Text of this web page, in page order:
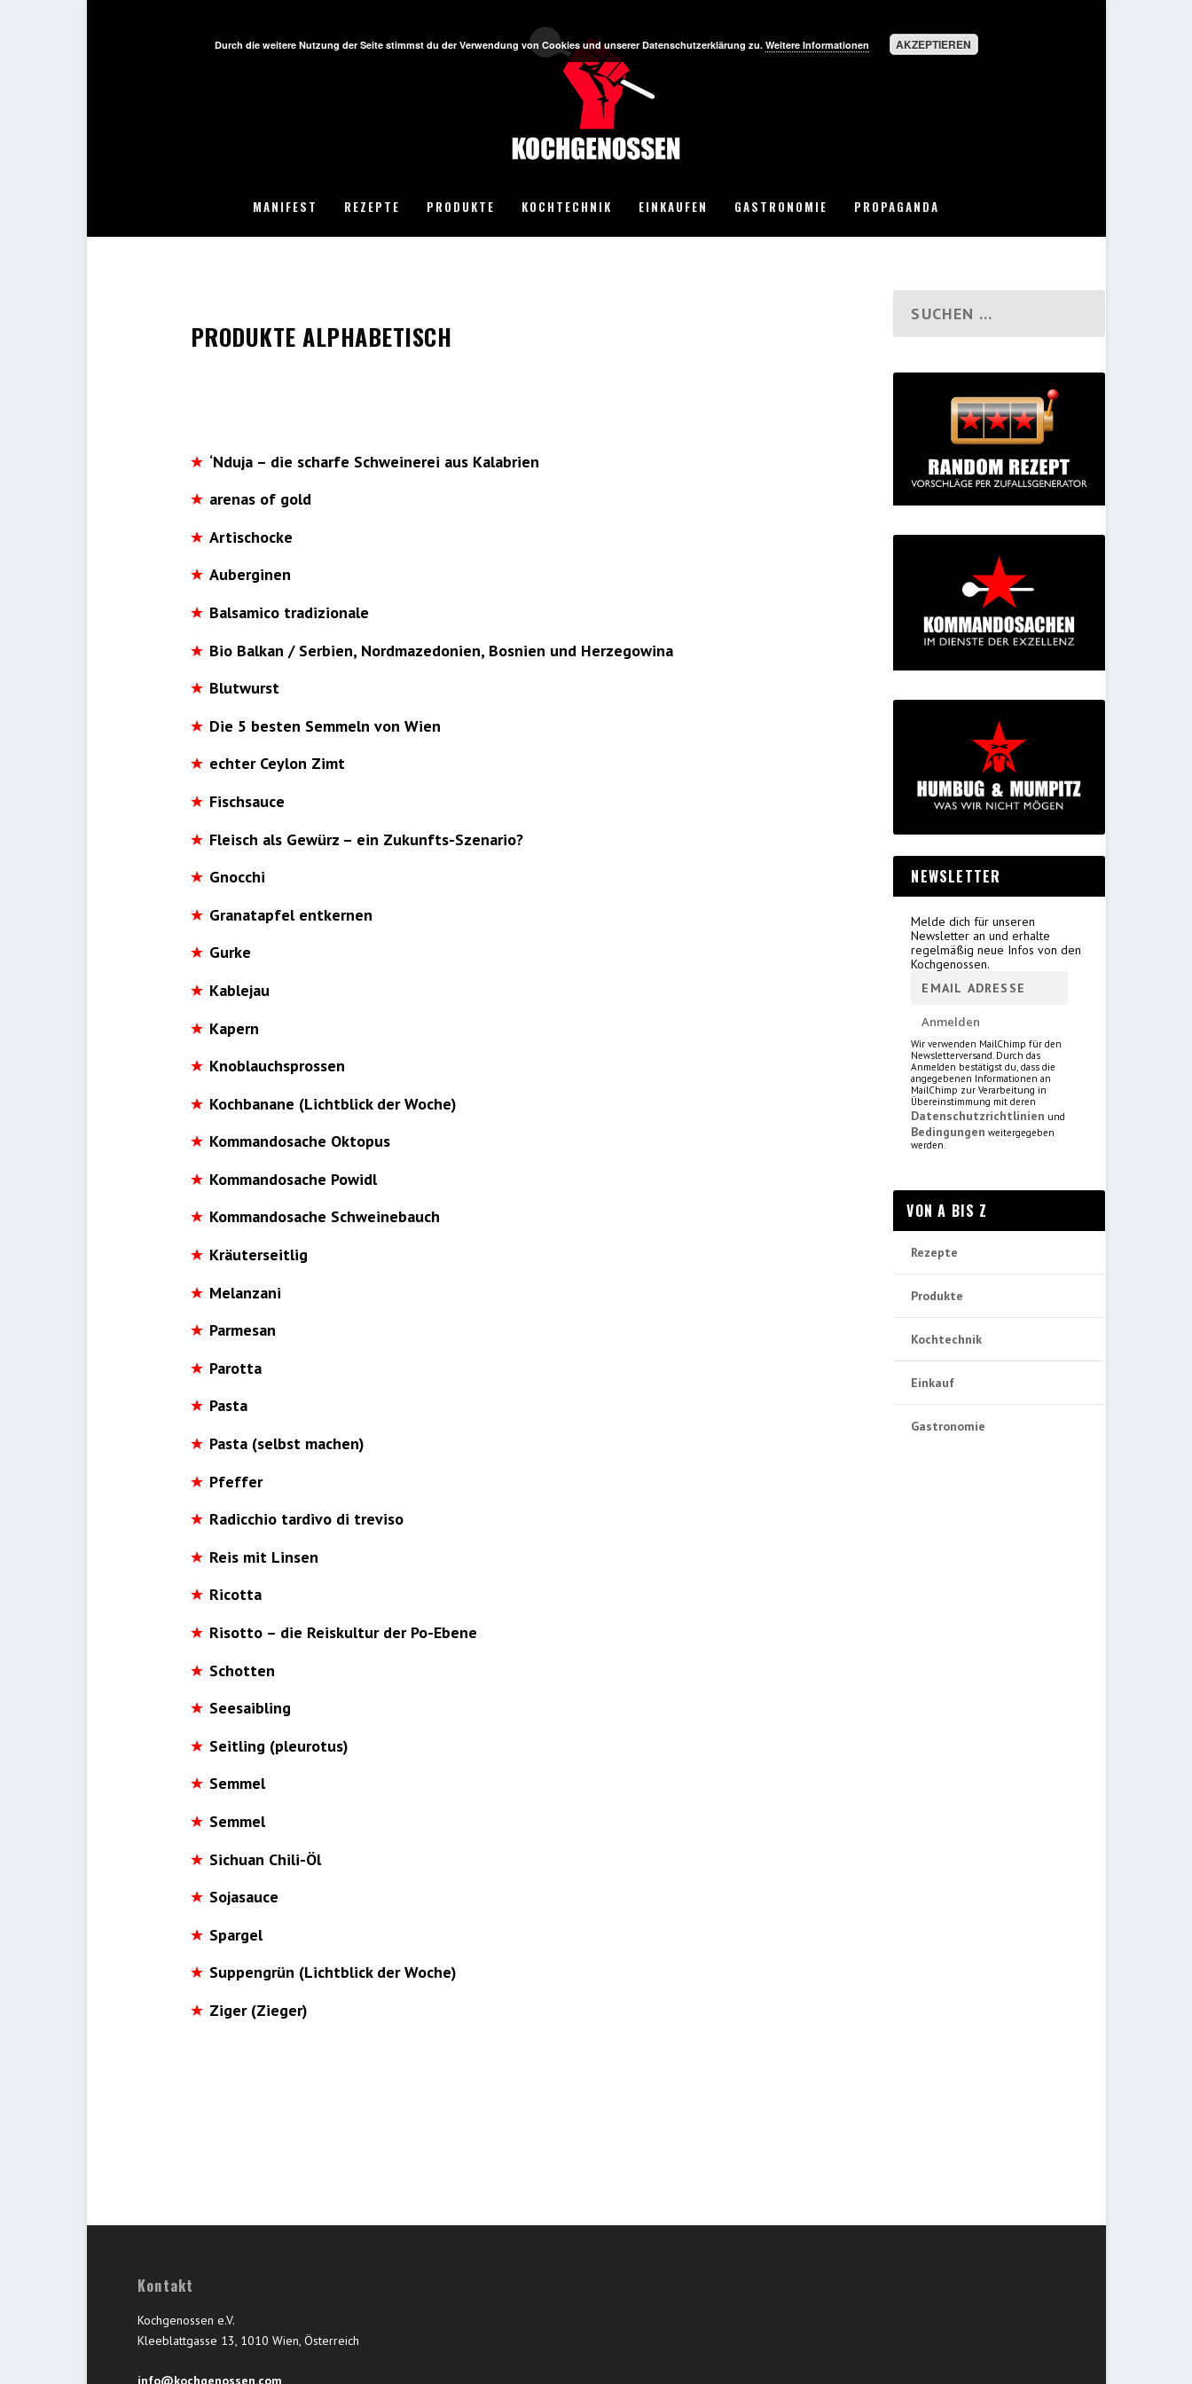
MANIFEST REZEPTE PRODUKTE KOCHTECHNIK EINKAUFEN GASTRONOMIE PROPAGANDA
PRODUKTE ALPHABETISCH
‘Nduja – die scharfe Schweinerei aus Kalabrien
arenas of gold
Artischocke
Auberginen
Balsamico tradizionale
Bio Balkan / Serbien, Nordmazedonien, Bosnien und Herzegowina
Blutwurst
Die 5 besten Semmeln von Wien
echter Ceylon Zimt
Fischsauce
Fleisch als Gewürz – ein Zukunfts-Szenario?
Gnocchi
Granatapfel entkernen
Gurke
Kablejau
Kapern
Knoblauchsprossen
Kochbanane (Lichtblick der Woche)
Kommandosache Oktopus
Kommandosache Powidl
Kommandosache Schweinebauch
Kräuterseitlig
Melanzani
Parmesan
Parotta
Pasta
Pasta (selbst machen)
Pfeffer
Radicchio tardivo di treviso
Reis mit Linsen
Ricotta
Risotto – die Reiskultur der Po-Ebene
Schotten
Seesaibling
Seitling (pleurotus)
Semmel
Semmel
Sichuan Chili-Öl
Sojasauce
Spargel
Suppengrün (Lichtblick der Woche)
Ziger (Zieger)
NEWSLETTER
Melde dich für unseren
Newsletter an und erhalte
regelmäßig neue Infos von den
Kochgenossen.
Wir verwenden MailChimp für den
Newsletterversand. Durch das
Anmelden bestätigst du, dass die
angegebenen Informationen an
MailChimp zur Verarbeitung in
Übereinstimmung mit deren
Datenschutzrichtlinien und
Bedingungen weitergegeben
werden.
VON A BIS Z
Rezepte
Produkte
Kochtechnik
Einkauf
Gastronomie
Kontakt
Kochgenossen e.V.
Kleeblattgasse 13, 1010 Wien, Österreich
info@kochgenossen.com
Durch die weitere Nutzung der Seite stimmst du der Verwendung von Cookies und unserer Datenschutzerklärung zu. Weitere Informationen AKZEPTIEREN